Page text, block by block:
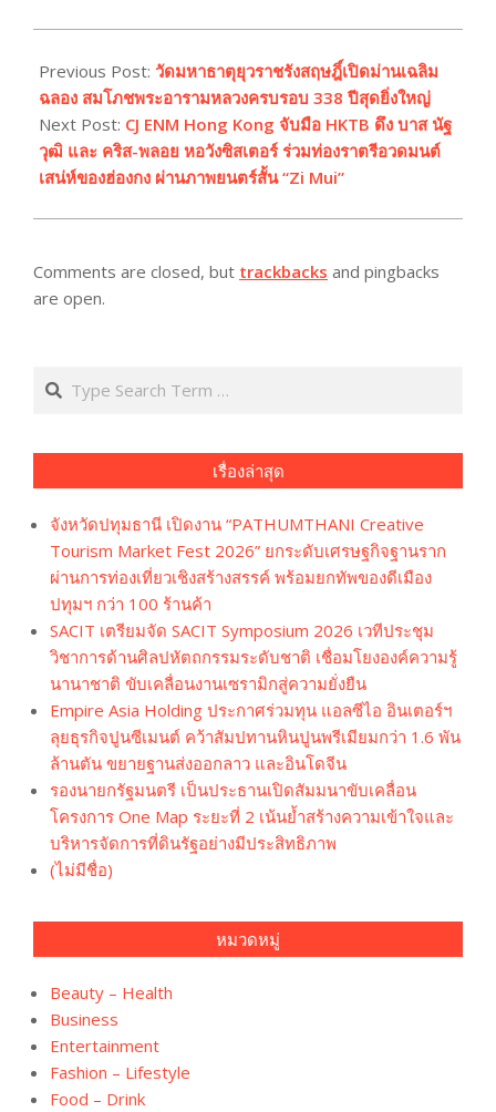
12-
03
Previous Post: วัดมหาธาตุยุวราชรังสฤษฎิ์เปิดม่านเฉลิม
ฉลอง สมโภชพระอารามหลวงครบรอบ 338 ปีสุดยิ่งใหญ่
Next Post: CJ ENM Hong Kong จับมือ HKTB ดึง บาส นัฐ
วุฒิ และ คริส-พลอย หอวังซิสเตอร์ ร่วมท่องราตรีอวดมนต์
เสน่ห์ของฮ่องกง ผ่านภาพยนตร์สั้น “Zi Mui”
Comments are closed, but trackbacks and pingbacks
are open.
Search
เรื่องล่าสุด
จังหวัดปทุมธานี เปิดงาน “PATHUMTHANI Creative
Tourism Market Fest 2026” ยกระดับเศรษฐกิจฐานราก
ผ่านการท่องเที่ยวเชิงสร้างสรรค์ พร้อมยกทัพของดีเมือง
ปทุมฯ กว่า 100 ร้านค้า
SACIT เตรียมจัด SACIT Symposium 2026 เวทีประชุม
วิชาการด้านศิลปหัตถกรรมระดับชาติ เชื่อมโยงองค์ความรู้
นานาชาติ ขับเคลื่อนงานเซรามิกสู่ความยั่งยืน
Empire Asia Holding ประกาศร่วมทุน แอลซีไอ อินเตอร์ฯ
ลุยธุรกิจปูนซีเมนต์ คว้าสัมปทานหินปูนพรีเมียมกว่า 1.6 พัน
ล้านตัน ขยายฐานส่งออกลาว และอินโดจีน
รองนายกรัฐมนตรี เป็นประธานเปิดสัมมนาขับเคลื่อน
โครงการ One Map ระยะที่ 2 เน้นย้ำสร้างความเข้าใจและ
บริหารจัดการที่ดินรัฐอย่างมีประสิทธิภาพ
(ไม่มีชื่อ)
หมวดหมู่
Beauty – Health
Business
Entertainment
Fashion – Lifestyle
Food – Drink